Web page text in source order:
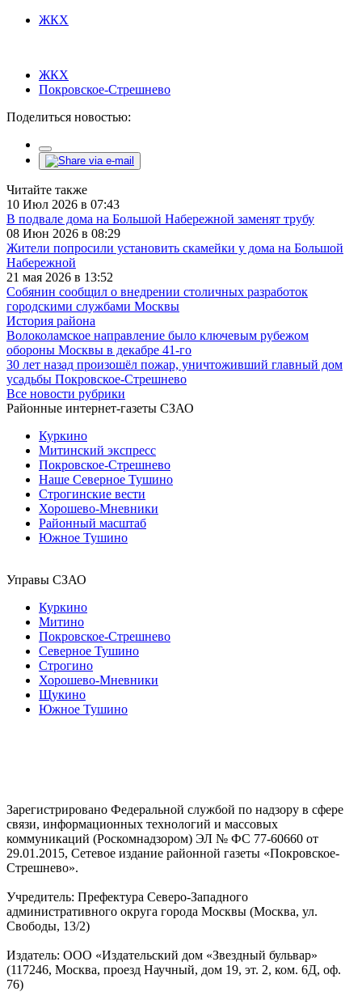
ЖКХ
ЖКХ
Покровское-Стрешнево
Поделиться новостью:
Читайте также
10 Июл 2026 в 07:43
В подвале дома на Большой Набережной заменят трубу
08 Июн 2026 в 08:29
Жители попросили установить скамейки у дома на Большой
Набережной
21 мая 2026 в 13:52
Собянин сообщил о внедрении столичных разработок
городскими службами Москвы
История района
Волоколамское направление было ключевым рубежом
обороны Москвы в декабре 41-го
30 лет назад произошёл пожар, уничтоживший главный дом
усадьбы Покровское-Стрешнево
Все новости рубрики
Районные интернет-газеты СЗАО
Куркино
Митинский экспресс
Покровское-Стрешнево
Наше Северное Тушино
Строгинские вести
Хорошево-Мневники
Районный масштаб
Южное Тушино
Управы СЗАО
Куркино
Митино
Покровское-Стрешнево
Северное Тушино
Строгино
Хорошево-Мневники
Щукино
Южное Тушино
Зарегистрировано Федеральной службой по надзору в сфере
связи, информационных технологий и массовых
коммуникаций (Роскомнадзором) ЭЛ № ФС 77-60660 от
29.01.2015, Сетевое издание районной газеты «Покровское-
Стрешнево».
Учредитель: Префектура Северо-Западного
административного округа города Москвы (Москва, ул.
Свободы, 13/2)
Издатель: ООО «Издательский дом «Звездный бульвар»
(117246, Москва, проезд Научный, дом 19, эт. 2, ком. 6Д, оф.
76)